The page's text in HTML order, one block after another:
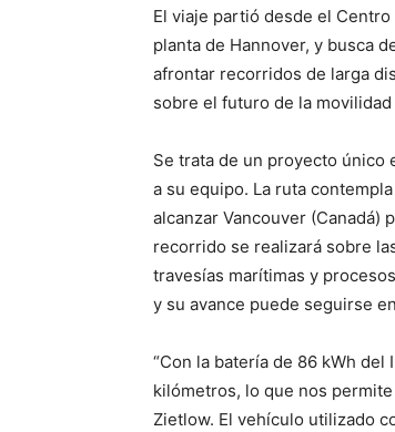
El viaje partió desde el
planta de Hannover, y busca
afrontar recorridos de larga
sobre el futuro de la
Se trata de un proyecto único
a su equipo. La ruta
alcanzar Vancouver
recorrido se realizará sobre
travesías marítimas y
y su avance puede seguirse
“Con la batería de 86 kWh
kilómetros, lo que nos
Zietlow. El vehículo utilizado